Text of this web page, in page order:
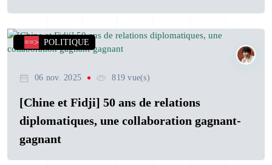
==> POLITIQUE
06 nov. 2025 819 vue(s)
[Chine et Fidji] 50 ans de relations
diplomatiques, une collaboration gagnant-
gagnant